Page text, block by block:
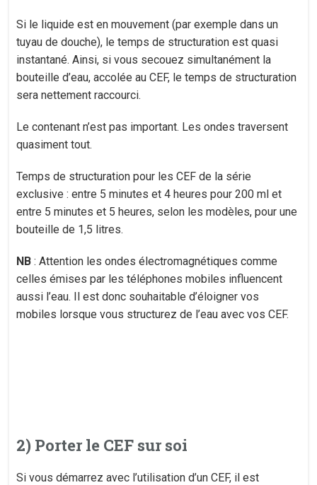
Si le liquide est en mouvement (par exemple dans un
tuyau de douche), le temps de structuration est quasi
instantané. Ainsi, si vous secouez simultanément la
bouteille d’eau, accolée au CEF, le temps de structuration
sera nettement raccourci.
Le contenant n’est pas important. Les ondes traversent
quasiment tout.
Temps de structuration pour les CEF de la série
exclusive : entre 5 minutes et 4 heures pour 200 ml et
entre 5 minutes et 5 heures, selon les modèles, pour une
bouteille de 1,5 litres.
NB : Attention les ondes électromagnétiques comme
celles émises par les téléphones mobiles influencent
aussi l’eau. Il est donc souhaitable d’éloigner vos
mobiles lorsque vous structurez de l’eau avec vos CEF.
2) Porter le CEF sur soi
Si vous démarrez avec l’utilisation d’un CEF, il est